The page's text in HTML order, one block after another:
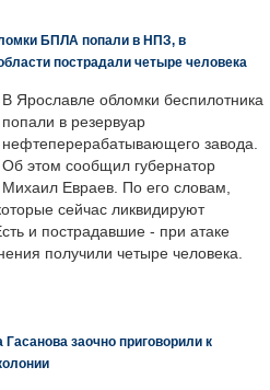
БПЛА попали в НПЗ, в
пострадали четыре человека
В Ярославле обломки беспилотника
попали в резервуар
нефтеперерабатывающего завода.
Об этом сообщил губернатор
Михаил Евраев. По его словам,
сейчас ликвидируют
и пострадавшие - при атаке
получили четыре человека.
Гасанова заочно приговорили к